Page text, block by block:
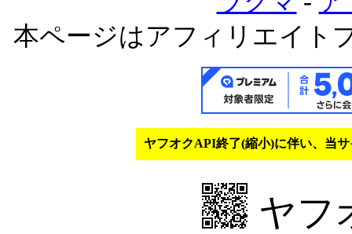
本ページはアフィリエイト
ヤフオクAPI終了(縮小)に伴い、当
ヤフ